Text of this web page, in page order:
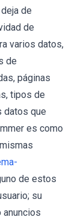
de
de
varios datos,
de
páginas
tipos de
datos que
es como
de estos
su